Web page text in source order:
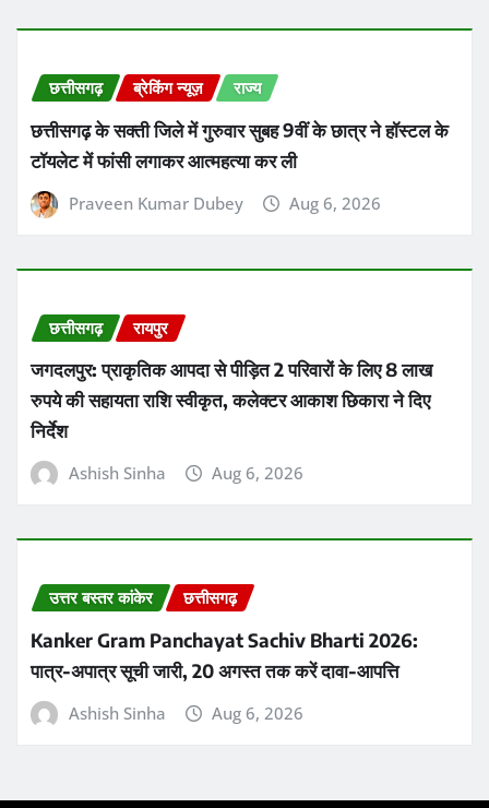
छत्तीसगढ़ ब्रेकिंग न्यूज़ राज्य
छत्तीसगढ़ के सक्ती जिले में गुरुवार सुबह 9वीं के छात्र ने हॉस्टल के
टॉयलेट में फांसी लगाकर आत्महत्या कर ली
Praveen Kumar Dubey Aug 6, 2026
छत्तीसगढ़ रायपुर
जगदलपुर: प्राकृतिक आपदा से पीड़ित 2 परिवारों के लिए 8 लाख
रुपये की सहायता राशि स्वीकृत, कलेक्टर आकाश छिकारा ने दिए
निर्देश
Ashish Sinha Aug 6, 2026
उत्तर बस्तर कांकेर छत्तीसगढ़
Kanker Gram Panchayat Sachiv Bharti 2026:
पात्र-अपात्र सूची जारी, 20 अगस्त तक करें दावा-आपत्ति
Ashish Sinha Aug 6, 2026